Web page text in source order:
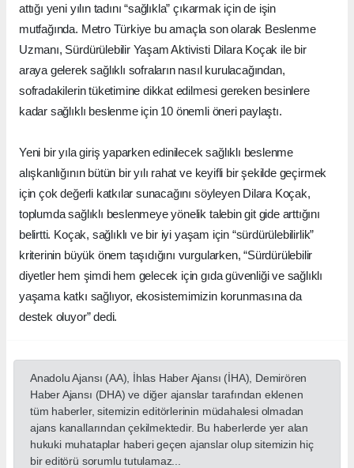
attığı yeni yılın tadını “sağlıkla” çıkarmak için de işin
mutfağında. Metro Türkiye bu amaçla son olarak Beslenme
Uzmanı, Sürdürülebilir Yaşam Aktivisti Dilara Koçak ile bir
araya gelerek sağlıklı sofraların nasıl kurulacağından,
sofradakilerin tüketimine dikkat edilmesi gereken besinlere
kadar sağlıklı beslenme için 10 önemli öneri paylaştı.
Yeni bir yıla giriş yaparken edinilecek sağlıklı beslenme
alışkanlığının bütün bir yılı rahat ve keyifli bir şekilde geçirmek
için çok değerli katkılar sunacağını söyleyen Dilara Koçak,
toplumda sağlıklı beslenmeye yönelik talebin git gide arttığını
belirtti. Koçak, sağlıklı ve bir iyi yaşam için “sürdürülebilirlik”
kriterinin büyük önem taşıdığını vurgularken, “Sürdürülebilir
diyetler hem şimdi hem gelecek için gıda güvenliği ve sağlıklı
yaşama katkı sağlıyor, ekosistemimizin korunmasına da
destek oluyor” dedi.
Anadolu Ajansı (AA), İhlas Haber Ajansı (İHA), Demirören
Haber Ajansı (DHA) ve diğer ajanslar tarafından eklenen
tüm haberler, sitemizin editörlerinin müdahalesi olmadan
ajans kanallarından çekilmektedir. Bu haberlerde yer alan
hukuki muhataplar haberi geçen ajanslar olup sitemizin hiç
bir editörü sorumlu tutulamaz...